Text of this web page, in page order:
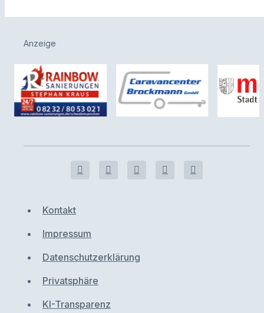
Anzeige
Kontakt
Impressum
Datenschutzerklärung
Privatsphäre
KI-Transparenz